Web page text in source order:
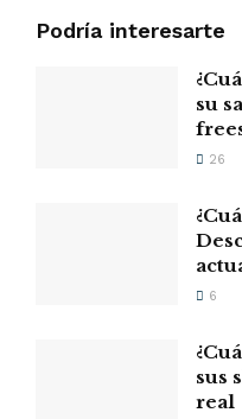
Podría interesarte
su
26
6
sus
real